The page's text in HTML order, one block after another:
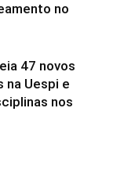
no
47 novos
Uespi e
nos